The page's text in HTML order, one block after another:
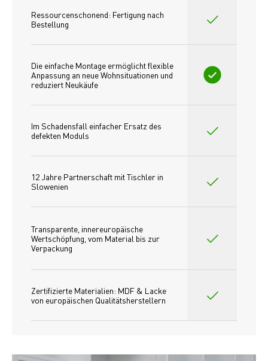
Ressourcenschonend: Fertigung nach
Bestellung
Die einfache Montage ermöglicht flexible
Anpassung an neue Wohnsituationen und
reduziert Neukäufe
Im Schadensfall einfacher Ersatz des
defekten Moduls
12 Jahre Partnerschaft mit Tischler in
Slowenien
Transparente, innereuropäische
Wertschöpfung, vom Material bis zur
Verpackung
Zertifizierte Materialien: MDF & Lacke
von europäischen Qualitätsherstellern